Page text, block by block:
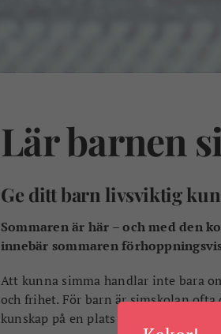
Lär barnen
Ge ditt barn livsviktig
Sommaren är här – och med den
innebär sommaren
Att kunna simma handlar inte bara
och frihet. För barn är simskolan
kunskap på en plats som Karlshamn,